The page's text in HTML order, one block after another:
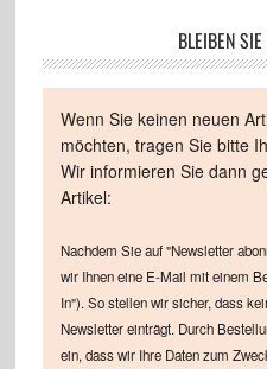
BLEIBEN
Wenn Sie keinen neuen
möchten, tragen Sie bitte
Wir informieren Sie dann
Artikel:
Nachdem Sie auf "Newsletter
wir Ihnen eine E-Mail mit einem
In"). So stellen wir sicher, dass
Newsletter einträgt. Durch
ein, dass wir Ihre Daten zum